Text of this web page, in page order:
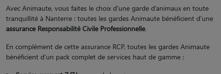
Avec Animaute, vous faites le choix d'une garde d’animaux en toute
tranquillité à Nanterre : toutes les gardes Animaute bénéficient d'une
assurance Responsabilité Civile Professionnelle.
En complément de cette assurance RCP, toutes les gardes Animaute
bénéficient d'un pack complet de services haut de gamme :